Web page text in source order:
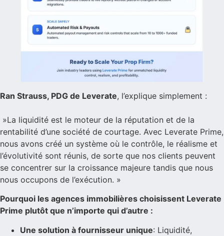
Ran Strauss, PDG de Leverate, l’explique simplement :
»La liquidité est le moteur de la réputation et de la
rentabilité d’une société de courtage. Avec Leverate Prime,
nous avons créé un système où le contrôle, le réalisme et
l’évolutivité sont réunis, de sorte que nos clients peuvent
se concentrer sur la croissance majeure tandis que nous
nous occupons de l’exécution. »
Pourquoi les agences immobilières choisissent Leverate
Prime plutôt que n’importe qui d’autre :
Une solution à fournisseur unique: Liquidité,